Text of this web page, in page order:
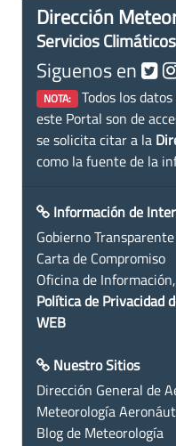
Dirección
Servicios Climáticos
Siguenos en
NOTA: Todos los
este Portal son de
se solicita citar a la
como la fuente de la
Información de
Gobierno Transparente
Carta de Compromiso
Oficina de
Política de Privacidad
WEB
Nuestro Sitios
Dirección General de
Meteorología
Blog de Meteorología